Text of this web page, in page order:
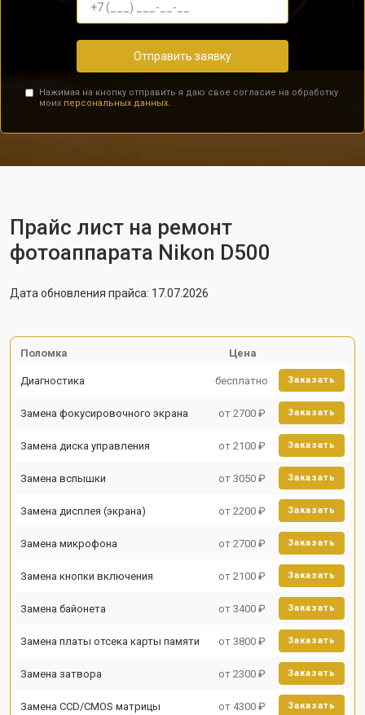
Отправить заявку
Нажимая на кнопку отправить я даю свое согласие на обработку
моих персональных данных.
Прайс лист на ремонт
фотоаппарата Nikon D500
Дата обновления прайса: 17.07.2026
Поломка Цена
Диагностика бесплатно Заказать
Замена фокусировочного экрана от 2700 ₽ Заказать
Замена диска управления от 2100 ₽ Заказать
Замена вспышки от 3050 ₽ Заказать
Замена дисплея (экрана) от 2200 ₽ Заказать
Замена микрофона от 2700 ₽ Заказать
Замена кнопки включения от 2100 ₽ Заказать
Замена байонета от 3400 ₽ Заказать
Замена платы отсека карты памяти от 3800 ₽ Заказать
Замена затвора от 2300 ₽ Заказать
Замена CCD/CMOS матрицы от 4300 ₽ Заказать